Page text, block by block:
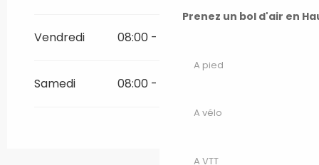
Prenez un bol d'air en
A pied
A vélo
A VTT
Toute l'année 2033
Vendredi 08:00 - 20:00
Samedi 08:00 - 20:00